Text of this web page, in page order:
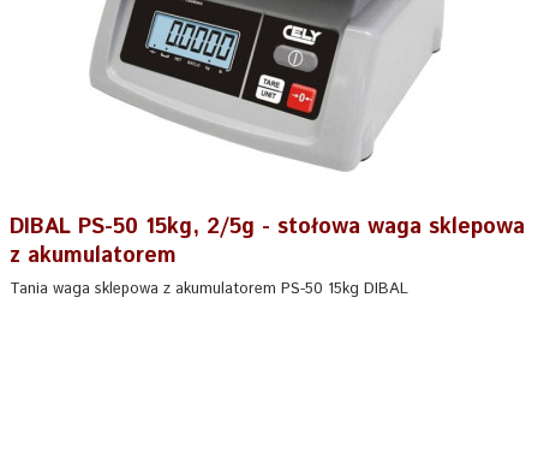
DIBAL PS-50 15kg, 2/5g - stołowa waga sklepowa
z akumulatorem
Tania waga sklepowa z akumulatorem PS-50 15kg DIBAL